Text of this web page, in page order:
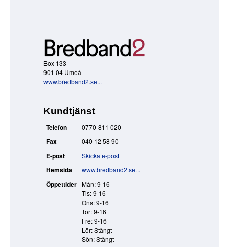
Box 133
901 04 Umeå
www.bredband2.se...
Kundtjänst
Telefon 0770-811 020
Fax 040 12 58 90
E-post Skicka e-post
Hemsida www.bredband2.se...
Öppettider
Mån: 9-16
Tis: 9-16
Ons: 9-16
Tor: 9-16
Fre: 9-16
Lör: Stängt
Sön: Stängt